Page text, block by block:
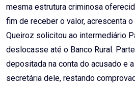
mesma estrutura criminosa
fim de receber o valor, acrescenta
Queiroz solicitou ao intermediário
deslocasse até o Banco Rural.
depositada na conta do acusado e
secretária dele, restando